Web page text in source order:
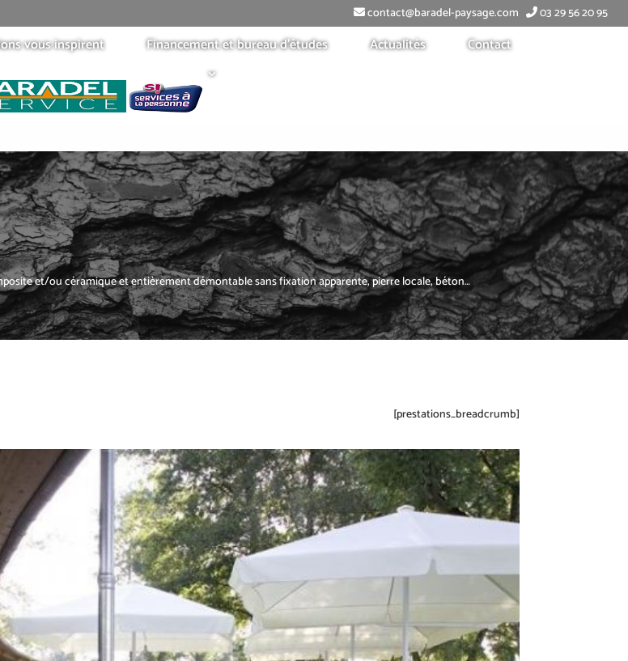
contact@baradel-paysage.com 03 29 56 20 95
vous inspirent Financement et bureau d’études Actualités Contact
et/ou céramique et entièrement démontable sans fixation apparente, pierre locale, béton…
[prestations_breadcrumb]